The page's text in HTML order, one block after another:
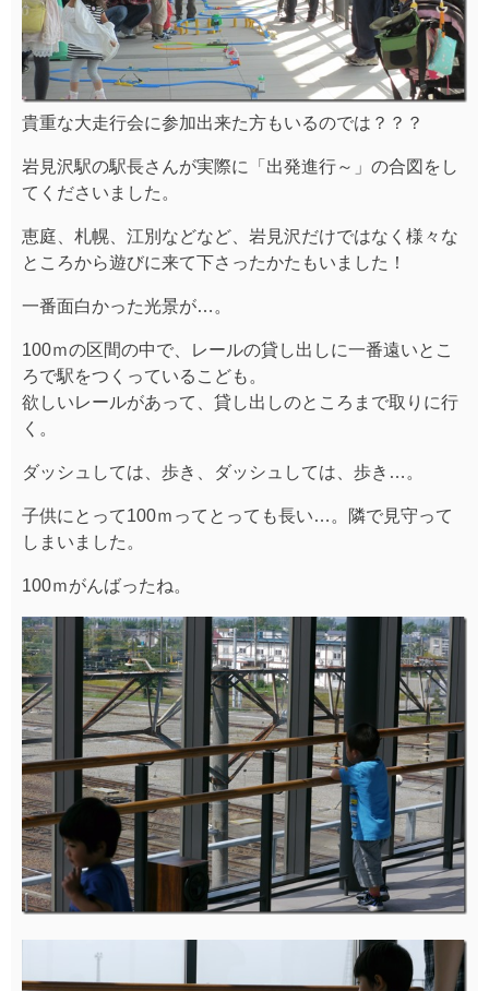
素敵な光景を見せてくれたこどもたち、たくさん集まっ
てくれたこどもたちありがとね♪
さて！さて！
プラレールからのこちらをご覧いただくと、、、また新
しい世界が広がっているではないですか！！！
駅まるスタッフの願いから今年始まった『Nゲージジオ
ラマ』！！！